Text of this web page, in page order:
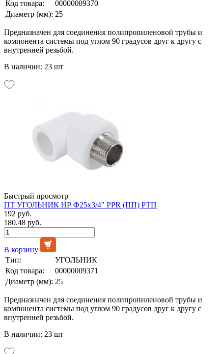
Код товара:
00000009370
Диаметр (мм): 25
Предназначен для соединения полипропиленовой трубы и
компонента системы под углом 90 градусов друг к другу с
внутренней резьбой.
В наличии: 23 шт
Быстрый просмотр
ПТ УГОЛЬНИК НР Ф25х3/4" PPR (ПП) РТП
192 руб.
180.48 руб.
В корзину
Тип:
УГОЛЬНИК
Код товара:
00000009371
Диаметр (мм): 25
Предназначен для соединения полипропиленовой трубы и
компонента системы под углом 90 градусов друг к другу с
внутренней резьбой.
В наличии: 23 шт